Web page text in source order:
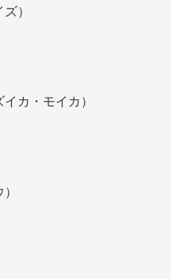
）
カ・モイカ）